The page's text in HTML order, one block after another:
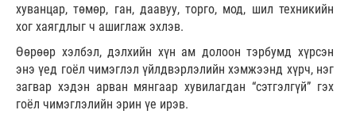
хуванцар, төмөр, ган, даавуу, торго, мод, шил техникийн
хог хаягдлыг ч ашиглаж эхлэв.
Өөрөөр хэлбэл, дэлхийн хүн ам долоон тэрбумд хүрсэн
энэ үед гоёл чимэглэл үйлдвэрлэлийн хэмжээнд хүрч, нэг
загвар хэдэн арван мянгаар хувилагдан “сэтгэлгүй” гэх
гоёл чимэглэлийн эрин үе ирэв.